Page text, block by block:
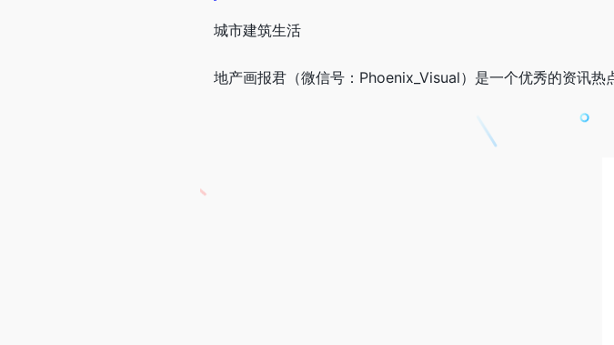
城市建筑生活
地产画报君（微信号：Phoenix_Visual）是一个优秀的资讯